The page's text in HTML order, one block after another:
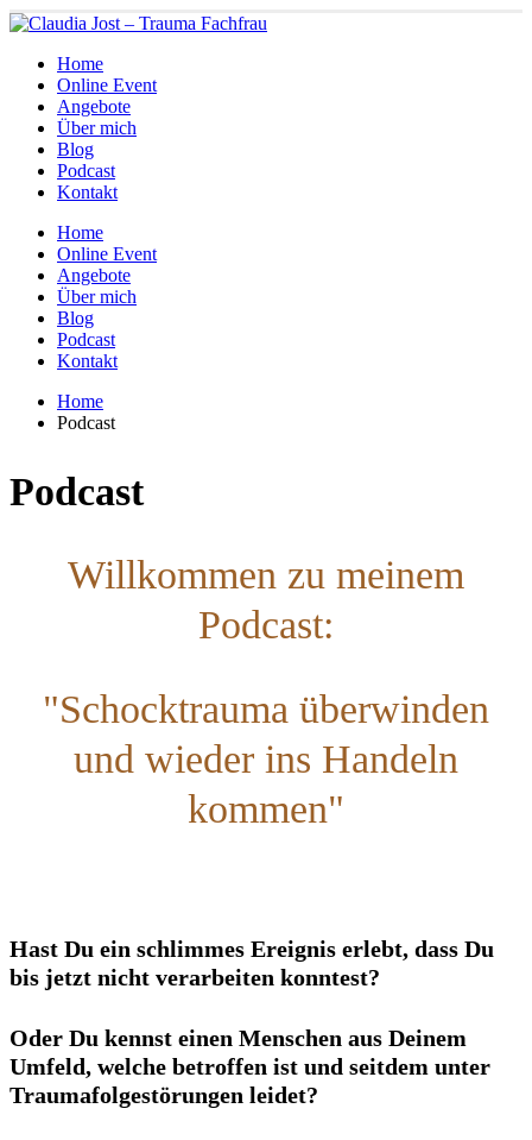
Home
Online Event
Angebote
Über mich
Blog
Podcast
Kontakt
Home
Online Event
Angebote
Über mich
Blog
Podcast
Kontakt
Home
Podcast
Podcast
Willkommen zu meinem
Podcast:
"Schocktrauma überwinden
und wieder ins Handeln
kommen"
Hast Du ein schlimmes Ereignis erlebt, dass Du
bis jetzt nicht verarbeiten konntest?
Oder Du kennst einen Menschen aus Deinem
Umfeld, welche betroffen ist und seitdem unter
Traumafolgestörungen leidet?